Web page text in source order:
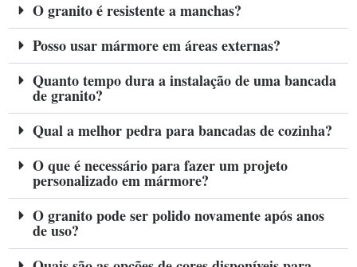
O granito é resistente a manchas?
Posso usar mármore em áreas externas?
Quanto tempo dura a instalação de uma bancada
de granito?
Qual a melhor pedra para bancadas de cozinha?
O que é necessário para fazer um projeto
personalizado em mármore?
O granito pode ser polido novamente após anos
de uso?